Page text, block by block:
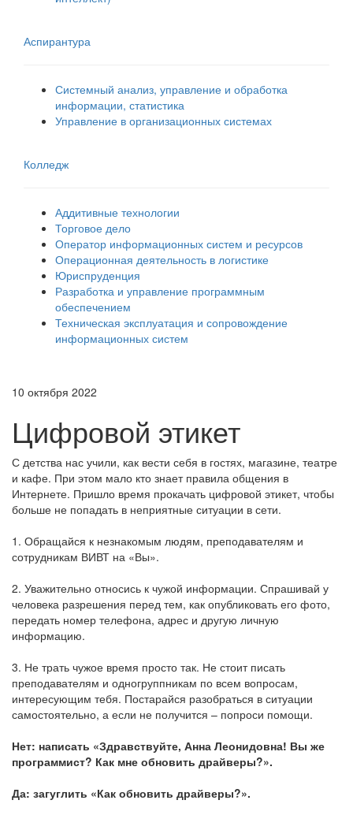
Аспирантура
Системный анализ, управление и обработка
информации, статистика
Управление в организационных системах
Колледж
Аддитивные технологии
Торговое дело
Оператор информационных систем и ресурсов
Операционная деятельность в логистике
Юриспруденция
Разработка и управление программным
обеспечением
Техническая эксплуатация и сопровождение
информационных систем
10 октября 2022
Цифровой этикет
С детства нас учили, как вести себя в гостях, магазине, театре
и кафе. При этом мало кто знает правила общения в
Интернете. Пришло время прокачать цифровой этикет, чтобы
больше не попадать в неприятные ситуации в сети.
1. Обращайся к незнакомым людям, преподавателям и
сотрудникам ВИВТ на «Вы».
2. Уважительно относись к чужой информации. Спрашивай у
человека разрешения перед тем, как опубликовать его фото,
передать номер телефона, адрес и другую личную
информацию.
3. Не трать чужое время просто так. Не стоит писать
преподавателям и одногруппникам по всем вопросам,
интересующим тебя. Постарайся разобраться в ситуации
самостоятельно, а если не получится – попроси помощи.
Нет: написать «Здравствуйте, Анна Леонидовна! Вы же
программист? Как мне обновить драйверы?».
Да: загуглить «Как обновить драйверы?».